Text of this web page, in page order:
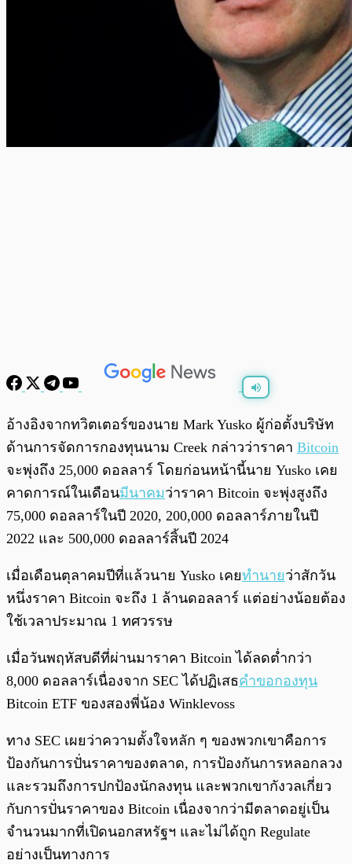
พร้อมเล่น 0:00 / 0:00
อ้างอิงจากทวิตเตอร์ของนาย Mark Yusko ผู้ก่อตั้งบริษัท
ด้านการจัดการกองทุนนาม Creek กล่าวว่าราคา Bitcoin
จะพุ่งถึง 25,000 ดอลลาร์ โดยก่อนหน้านี้นาย Yusko เคย
คาดการณ์ในเดือนมีนาคมว่าราคา Bitcoin จะพุ่งสูงถึง
75,000 ดอลลาร์ในปี 2020, 200,000 ดอลลาร์ภายในปี
2022 และ 500,000 ดอลลาร์สิ้นปี 2024
เมื่อเดือนตุลาคมปีที่แล้วนาย Yusko เคยทำนายว่าสักวัน
หนึ่งราคา Bitcoin จะถึง 1 ล้านดอลลาร์ แต่อย่างน้อยต้อง
ใช้เวลาประมาณ 1 ทศวรรษ
เมื่อวันพฤหัสบดีที่ผ่านมาราคา Bitcoin ได้ลดต่ำกว่า
8,000 ดอลลาร์เนื่องจาก SEC ได้ปฏิเสธคำขอกองทุน
Bitcoin ETF ของสองพี่น้อง Winklevoss
ทาง SEC เผยว่าความตั้งใจหลัก ๆ ของพวกเขาคือการ
ป้องกันการปั่นราคาของตลาด, การป้องกันการหลอกลวง
และรวมถึงการปกป้องนักลงทุน และพวกเขากังวลเกี่ยว
กับการปั่นราคาของ Bitcoin เนื่องจากว่ามีตลาดอยู่เป็น
จำนวนมากที่เปิดนอกสหรัฐฯ และไม่ได้ถูก Regulate
อย่างเป็นทางการ